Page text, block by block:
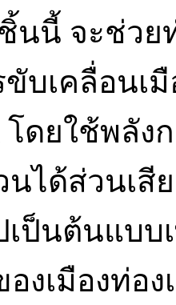
นนี้ จะช่วย
ขับเคลื่อนเ
โดยใช้พลั
ได้ส่วนเสีย
ป็นต้นแบบ
งเมืองท่อง